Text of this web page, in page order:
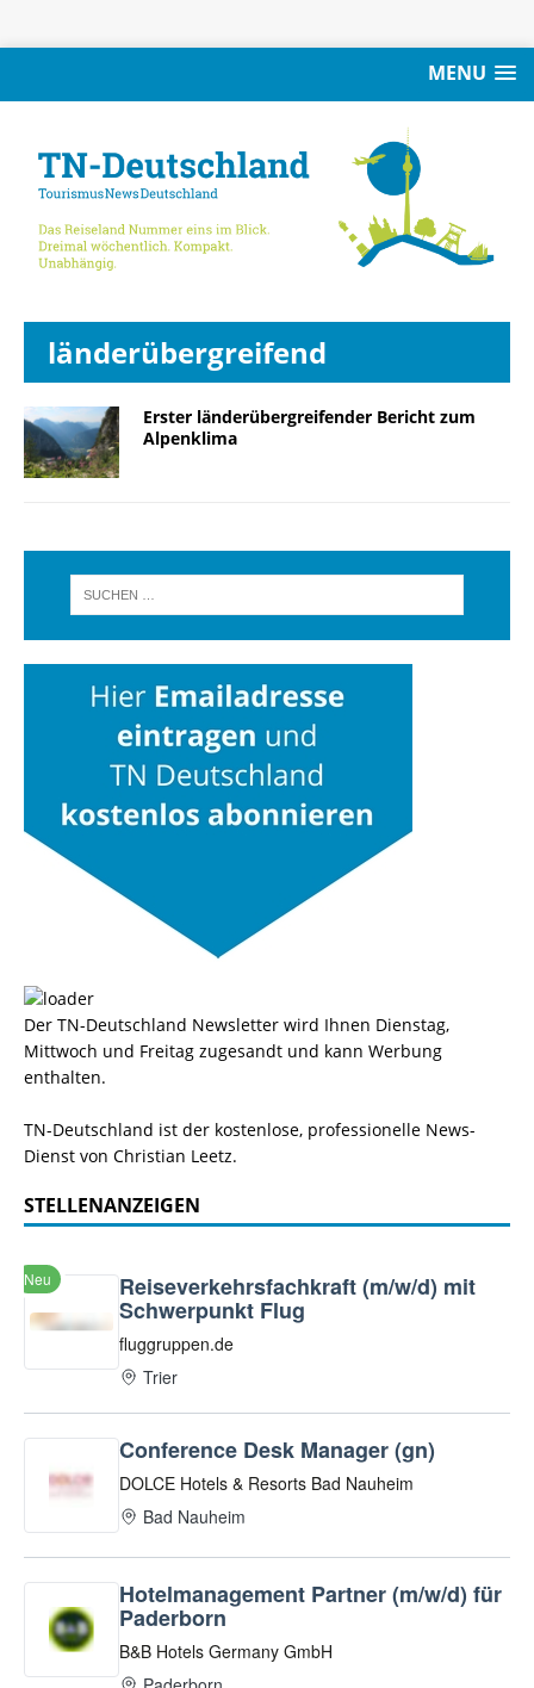
MENU
länderübergreifend
Erster länderübergreifender Bericht zum
Alpenklima
Der TN-Deutschland Newsletter wird Ihnen Dienstag,
Mittwoch und Freitag zugesandt und kann Werbung
enthalten.
TN-Deutschland ist der kostenlose, professionelle News-
Dienst von Christian Leetz.
STELLENANZEIGEN